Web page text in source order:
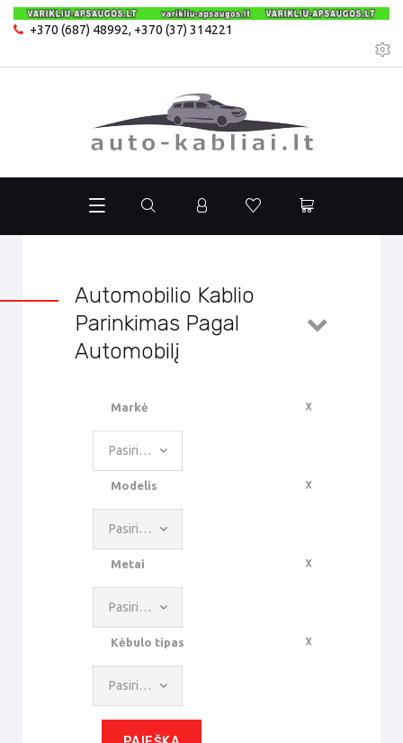
+370 (687) 48992, +370 (37) 314221
Automobilio Kablio
Parinkimas Pagal
Automobilį
Markė
Pasirinkite reikšmę
Modelis
Pasirinkite reikšmę
Metai
Pasirinkite reikšmę
Kėbulo tipas
Pasirinkite reikšmę